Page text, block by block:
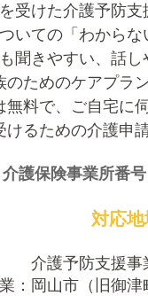
受けた介護予防支
いての「わから
聞きやすい、話し
のためのケアプラ
無料で、ご自宅に
けるための介護申
介護保険事業所番
対応
介護予防支援事
：岡山市（旧御